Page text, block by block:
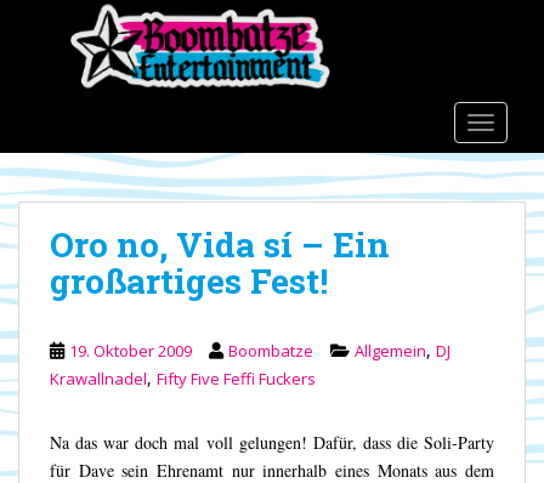
o
m
a
c
t
e
n
Oro no, Vida sí – Ein
großartiges Fest!
19. Oktober 2009 Boombatze Allgemein, DJ
Krawallnadel, Fifty Five Feffi Fuckers
Na das war doch mal voll gelungen! Dafür, dass die Soli-Party
für Dave sein Ehrenamt nur innerhalb eines Monats aus dem